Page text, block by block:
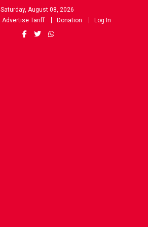
Saturday, August 08, 2026
Advertise Tariff Donation Log In